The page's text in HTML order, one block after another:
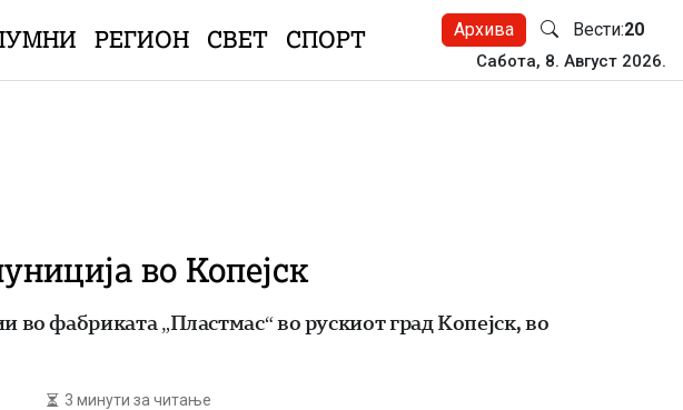
РЕГИОН СВЕТ СПОРТ Архива Вести:20
Сабота, 8. Август 2026.
во Копејск
во фабриката „Пластмас“ во рускиот град Копејск, во
3 минути за читање